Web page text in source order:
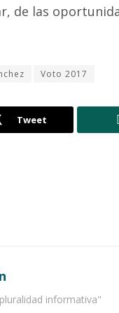
de las
Voto 2017
Tweet
informativa"